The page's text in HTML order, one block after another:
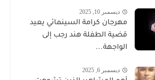
ديسمبر 10, 2025
مهرجان كرامة السينمائي يعيد
قضية الطفلة هند رجب إلى
الواجهة...
ديسمبر 6, 2025